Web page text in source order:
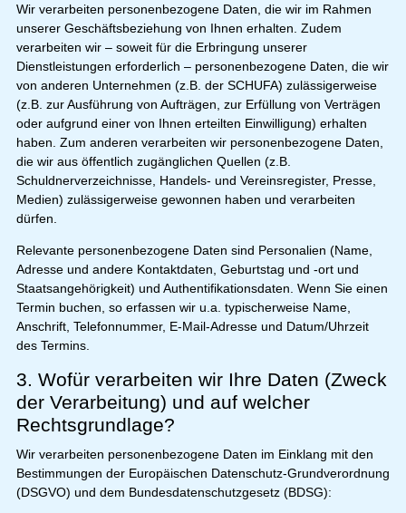
Wir verarbeiten personenbezogene Daten, die wir im Rahmen
unserer Geschäftsbeziehung von Ihnen erhalten. Zudem
verarbeiten wir – soweit für die Erbringung unserer
Dienstleistungen erforderlich – personenbezogene Daten, die wir
von anderen Unternehmen (z.B. der SCHUFA) zulässigerweise
(z.B. zur Ausführung von Aufträgen, zur Erfüllung von Verträgen
oder aufgrund einer von Ihnen erteilten Einwilligung) erhalten
haben. Zum anderen verarbeiten wir personenbezogene Daten,
die wir aus öffentlich zugänglichen Quellen (z.B.
Schuldnerverzeichnisse, Handels- und Vereinsregister, Presse,
Medien) zulässigerweise gewonnen haben und verarbeiten
dürfen.
Relevante personenbezogene Daten sind Personalien (Name,
Adresse und andere Kontaktdaten, Geburtstag und -ort und
Staatsangehörigkeit) und Authentifikationsdaten. Wenn Sie einen
Termin buchen, so erfassen wir u.a. typischerweise Name,
Anschrift, Telefonnummer, E-Mail-Adresse und Datum/Uhrzeit
des Termins.
3. Wofür verarbeiten wir Ihre Daten (Zweck
der Verarbeitung) und auf welcher
Rechtsgrundlage?
Wir verarbeiten personenbezogene Daten im Einklang mit den
Bestimmungen der Europäischen Datenschutz-Grundverordnung
(DSGVO) und dem Bundesdatenschutzgesetz (BDSG):